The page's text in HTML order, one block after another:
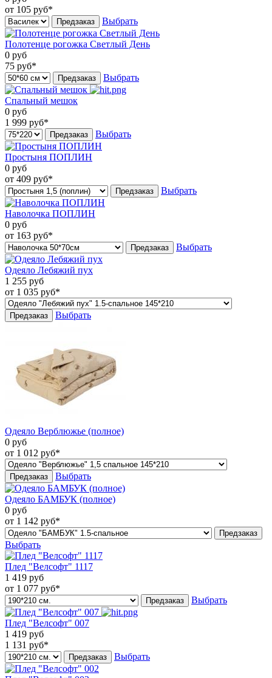
от 105 руб*
Предзаказ Выбрать
Полотенце рогожка Светлый День
0 руб
75 руб*
Предзаказ Выбрать
Спальный мешок
0 руб
1 999 руб*
Предзаказ Выбрать
Простыня ПОПЛИН
0 руб
от 409 руб*
Предзаказ Выбрать
Наволочка ПОПЛИН
0 руб
от 163 руб*
Предзаказ Выбрать
Одеяло Лебяжий пух
1 255 руб
от 1 035 руб*
Предзаказ Выбрать
Одеяло Верблюжье (полное)
0 руб
от 1 012 руб*
Предзаказ Выбрать
Одеяло БАМБУК (полное)
0 руб
от 1 142 руб*
Предзаказ
Выбрать
Плед "Велсофт" 1117
1 419 руб
от 1 077 руб*
Предзаказ Выбрать
Плед "Велсофт" 007
1 419 руб
1 131 руб*
Предзаказ Выбрать